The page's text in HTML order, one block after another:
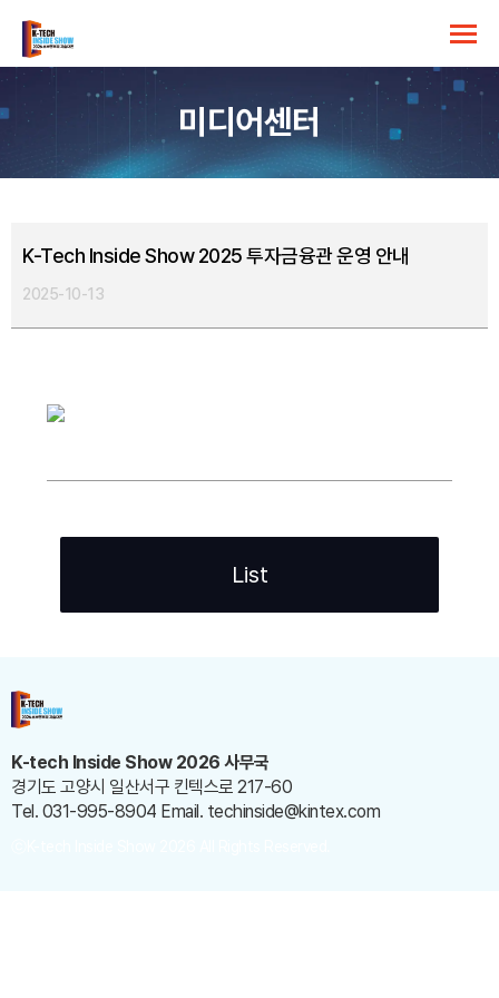
미디어센터
K-Tech Inside Show 2025 투자금융관 운영 안내
2025-10-13
List
K-tech Inside Show 2026 사무국
경기도 고양시 일산서구 킨텍스로 217-60
Tel. 031-995-8904 Email. techinside@kintex.com